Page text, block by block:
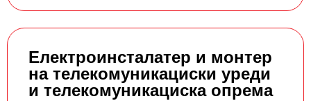
Електроинсталатер и монтер
на телекомуникациски уреди
и телекомуникациска опрема